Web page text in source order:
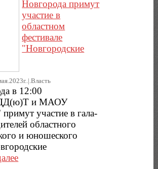
Новгорода примут
участие в
областном
фестивале
"Новгородские
в 12:00
ДД(ю)Т и МАОУ
участие в гала-
областного
и юношеского